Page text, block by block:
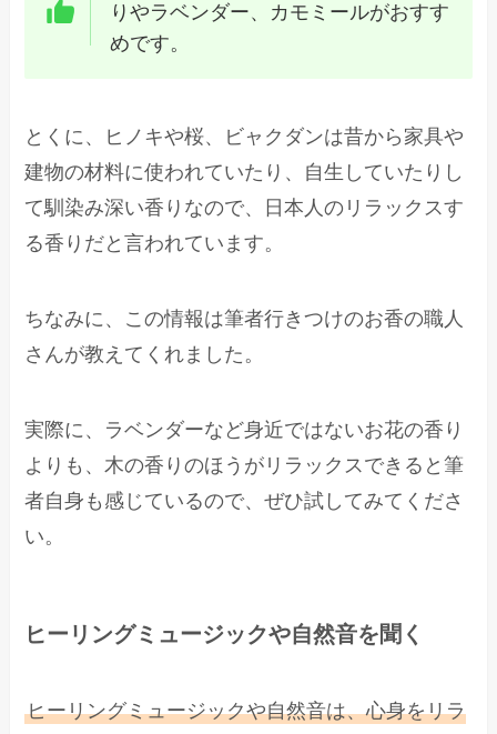
りやラベンダー、カモミールがおすす
めです。
とくに、ヒノキや桜、ビャクダンは昔から家具や
建物の材料に使われていたり、自生していたりし
て馴染み深い香りなので、日本人のリラックスす
る香りだと言われています。
ちなみに、この情報は筆者行きつけのお香の職人
さんが教えてくれました。
実際に、ラベンダーなど身近ではないお花の香り
よりも、木の香りのほうがリラックスできると筆
者自身も感じているので、ぜひ試してみてくださ
い。
ヒーリングミュージックや自然音を聞く
ヒーリングミュージックや自然音は、心身をリラ